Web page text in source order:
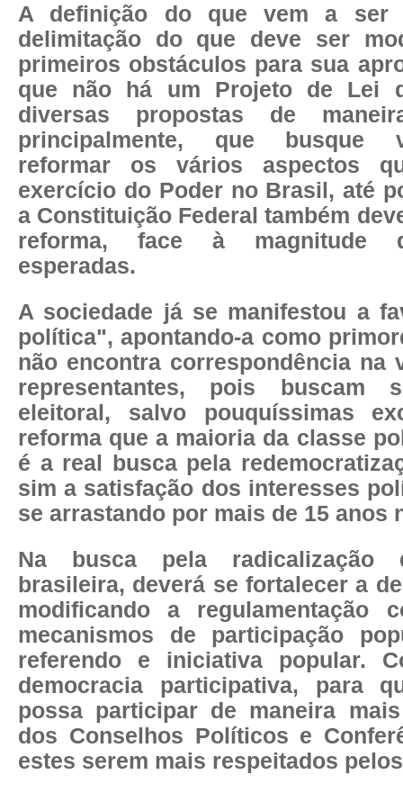
A definição do que vem a
delimitação do que deve ser
primeiros obstáculos para sua
que não há um Projeto de Lei
diversas propostas de
principalmente, que busque
reformar os vários aspectos
exercício do Poder no Brasil, até
a Constituição Federal também
reforma, face à magnitude
esperadas.
A sociedade já se manifestou a
política", apontando-a como
não encontra correspondência na
representantes, pois buscam
eleitoral, salvo pouquíssimas
reforma que a maioria da classe
é a real busca pela
sim a satisfação dos interesses
se arrastando por mais de 15 anos
Na busca pela radicalização
brasileira, deverá se fortalecer a
modificando a regulamentação
mecanismos de participação
referendo e iniciativa popular.
democracia participativa, para
possa participar de maneira
dos Conselhos Políticos e
estes serem mais respeitados